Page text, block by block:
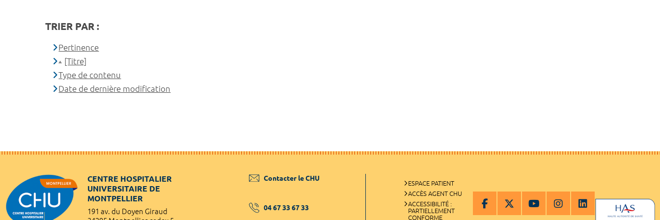
TRIER PAR :
Pertinence
[Titre]
Type de contenu
Date de dernière modification
CENTRE HOSPITALIER
UNIVERSITAIRE DE
MONTPELLIER
191 av. du Doyen Giraud
Contacter le CHU
04 67 33 67 33
ESPACE PATIENT
ACCÈS AGENT CHU
ACCESSIBILITÉ :
PARTIELLEMENT
CONFORME